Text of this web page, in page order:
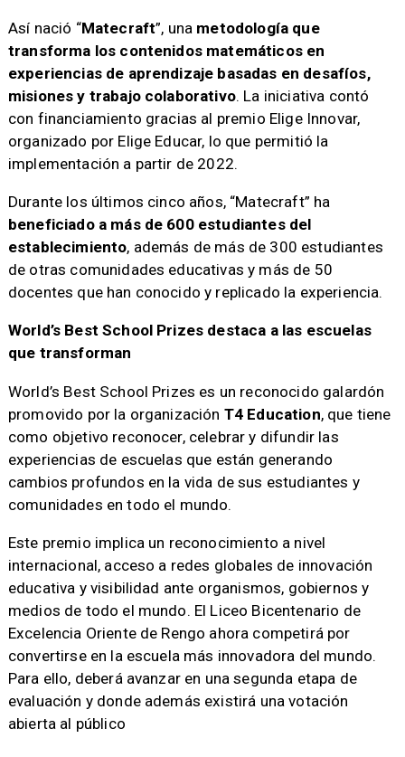
Así nació “Matecraft”, una metodología que
transforma los contenidos matemáticos en
experiencias de aprendizaje basadas en desafíos,
misiones y trabajo colaborativo. La iniciativa contó
con financiamiento gracias al premio Elige Innovar,
organizado por Elige Educar, lo que permitió la
implementación a partir de 2022.
Durante los últimos cinco años, “Matecraft” ha
beneficiado a más de 600 estudiantes del
establecimiento, además de más de 300 estudiantes
de otras comunidades educativas y más de 50
docentes que han conocido y replicado la experiencia.
World’s Best School Prizes destaca a las escuelas
que transforman
World’s Best School Prizes es un reconocido galardón
promovido por la organización T4 Education, que tiene
como objetivo reconocer, celebrar y difundir las
experiencias de escuelas que están generando
cambios profundos en la vida de sus estudiantes y
comunidades en todo el mundo.
Este premio implica un reconocimiento a nivel
internacional, acceso a redes globales de innovación
educativa y visibilidad ante organismos, gobiernos y
medios de todo el mundo. El Liceo Bicentenario de
Excelencia Oriente de Rengo ahora competirá por
convertirse en la escuela más innovadora del mundo.
Para ello, deberá avanzar en una segunda etapa de
evaluación y donde además existirá una votación
abierta al público